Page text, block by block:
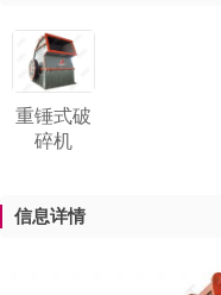
重锤式破
碎机
信息详情